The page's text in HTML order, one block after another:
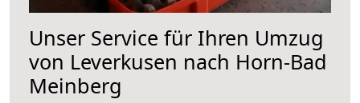
Unser Service für Ihren Umzug
von Leverkusen nach Horn-Bad
Meinberg